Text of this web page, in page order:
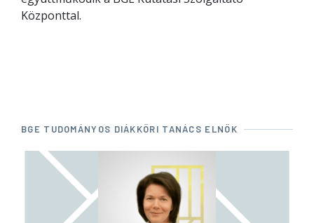
Központtal.
BGE TUDOMÁNYOS DIÁKKÖRI TANÁCS ELNÖK